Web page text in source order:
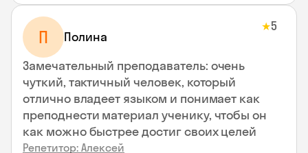
П Полина
★5
Замечательный преподаватель: очень
чуткий, тактичный человек, который
отлично владеет языком и понимает как
преподнести материал ученику, чтобы он
как можно быстрее достиг своих целей
Репетитор: Алексей